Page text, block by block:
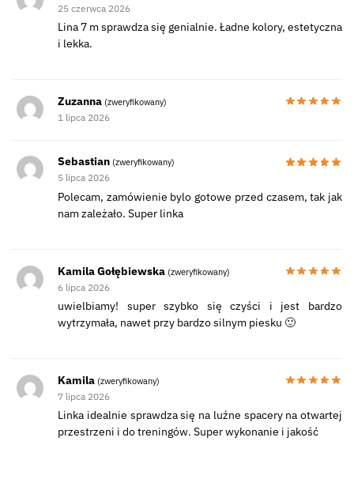
25 czerwca 2026
Lina 7 m sprawdza się genialnie. Ładne kolory, estetyczna
i lekka.
Zuzanna (zweryfikowany)
1 lipca 2026
Sebastian (zweryfikowany)
5 lipca 2026
Polecam, zamówienie bylo gotowe przed czasem, tak jak
nam zależało. Super linka
Kamila Gołębiewska (zweryfikowany)
6 lipca 2026
uwielbiamy! super szybko się czyści i jest bardzo
wytrzymała, nawet przy bardzo silnym piesku 🙂
Kamila (zweryfikowany)
7 lipca 2026
Linka idealnie sprawdza się na luźne spacery na otwartej
przestrzeni i do treningów. Super wykonanie i jakość